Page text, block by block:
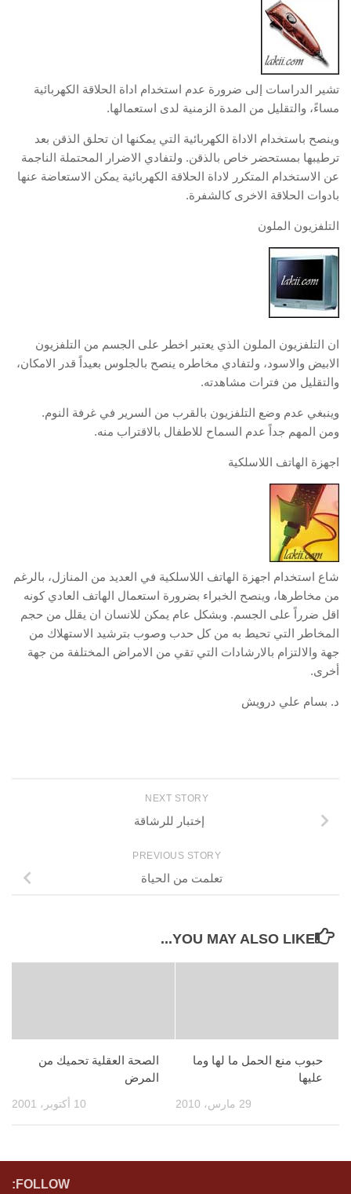
تشير الدراسات إلى ضرورة عدم استخدام اداة الحلاقة الكهربائية
مساءً، والتقليل من المدة الزمنية لدى استعمالها.
وينصح باستخدام الاداة الكهربائية التي يمكنها ان تحلق الذقن بعد
ترطيبها بمستحضر خاص بالذقن. ولتفادي الاضرار المحتملة الناجمة
عن الاستخدام المتكرر لاداة الحلاقة الكهربائية يمكن الاستعاضة عنها
بادوات الحلاقة الاخرى كالشفرة.
التلفزيون الملون
ان التلفزيون الملون الذي يعتبر اخطر على الجسم من التلفزيون
الابيض والاسود، ولتفادي مخاطره ينصح بالجلوس بعيداً قدر الامكان،
والتقليل من فترات مشاهدته.
وينبغي عدم وضع التلفزيون بالقرب من السرير في غرفة النوم.
ومن المهم جداً عدم السماح للاطفال بالاقتراب منه.
اجهزة الهاتف اللاسلكية
شاع استخدام اجهزة الهاتف اللاسلكية في العديد من المنازل، بالرغم
من مخاطرها، وينصح الخبراء بضرورة استعمال الهاتف العادي كونه
اقل ضرراً على الجسم. وبشكل عام يمكن للانسان ان يقلل من حجم
المخاطر التي تحيط به من كل حدب وصوب بترشيد الاستهلاك من
جهة والالتزام بالارشادات التي تقي من الامراض المختلفة من جهة
أخرى.
د. بسام علي درويش
NEXT STORY
إختبار للرشاقة
PREVIOUS STORY
تعلمت من الحياة
YOU MAY ALSO LIKE...
الصحة العقلية تحميك من
المرض
10 أكتوبر، 2001
حبوب منع الحمل ما لها وما
عليها
29 مارس، 2010
FOLLOW: